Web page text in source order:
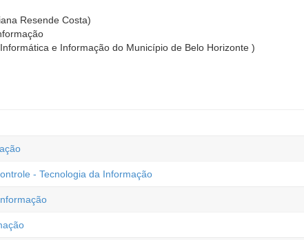
Resende Costa)
e Informação do Município de Belo Horizonte )
- Tecnologia da Informação